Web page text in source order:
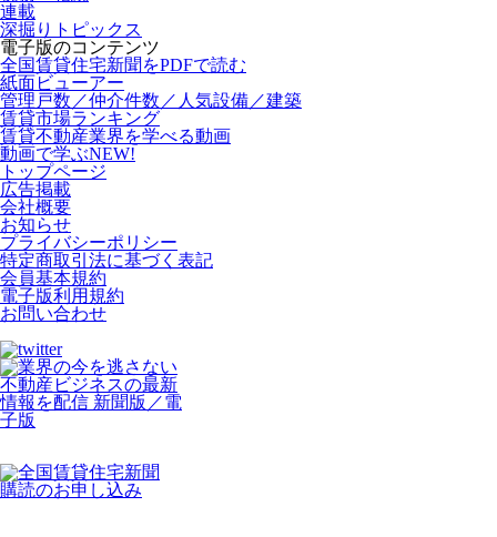
連載
深掘りトピックス
電子版のコンテンツ
全国賃貸住宅新聞をPDFで読む
紙面ビューアー
管理戸数／仲介件数／人気設備／建築
賃貸市場ランキング
賃貸不動産業界を学べる動画
動画で学ぶNEW!
トップページ
広告掲載
会社概要
お知らせ
プライバシーポリシー
特定商取引法に基づく表記
会員基本規約
電子版利用規約
お問い合わせ